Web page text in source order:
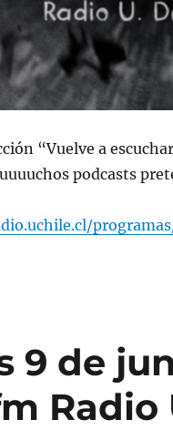
“Vuelve a
podcasts
9 de
Radio